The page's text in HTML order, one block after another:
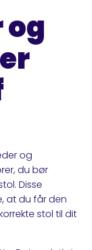
og
du bør
Disse
at du får den
stol til dit